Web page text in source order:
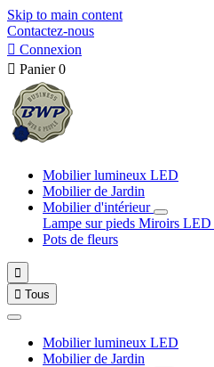
Skip to main content
Contactez-nous
 Connexion
 Panier 0
Mobilier lumineux LED
Mobilier de Jardin
Mobilier d'intérieur
Lampe sur pieds Miroirs LED
Pots de fleurs

 Tous
Mobilier lumineux LED
Mobilier de Jardin